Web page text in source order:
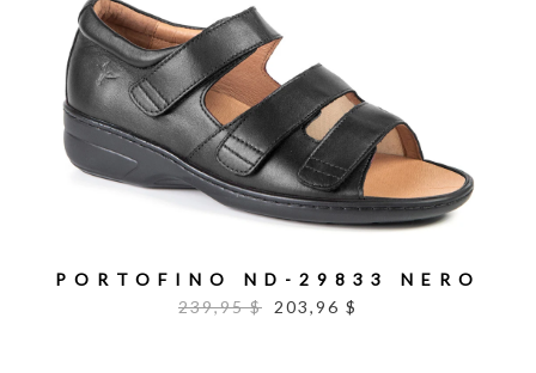
PORTOFINO ND-29833 NERO
239,95 $
203,96 $